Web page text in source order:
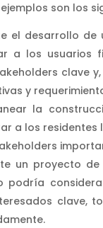
son los
el desarrollo de
a los usuarios
clave
y
la
a los
un proyecto
podría
clave,